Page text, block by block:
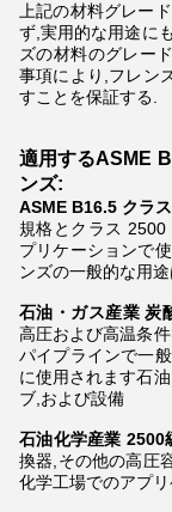
上記の材料グレー
ず,実用的な用途に
ズの材料のグレー
事項により,フレン
すことを保証する.
適用するASME
ンズ:
ASME B16.5 クラ
規格とクラス 2500
プリケーションで
ンズの一般的な用
石油・ガス産業 炭
高圧および高温条
パイプラインで一
に使用されます石
ブ,および設備
石油化学産業 2500
換器,その他の高圧
化学工場でのアプ